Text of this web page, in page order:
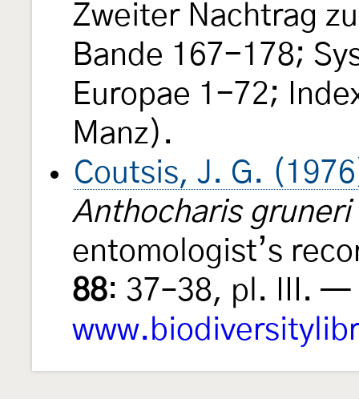
Zweiter Nachtrag
Bande 167-178;
Europae 1-72;
Manz).
Coutsis, J. G.
Anthocharis gruneri
entomologist’s
88: 37–38, pl. III. —